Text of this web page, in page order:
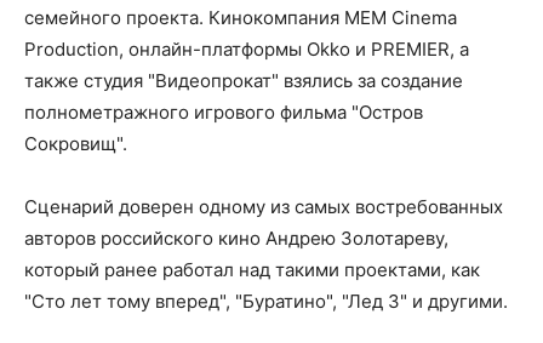
семейного проекта. Кинокомпания MEM Cinema
Production, онлайн-платформы Okko и PREMIER, а
также студия "Видеопрокат" взялись за создание
полнометражного игрового фильма "Остров
Сокровищ".
Сценарий доверен одному из самых востребованных
авторов российского кино Андрею Золотареву,
который ранее работал над такими проектами, как
"Сто лет тому вперед", "Буратино", "Лед 3" и другими.